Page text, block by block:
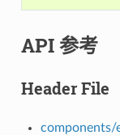
API 参考
Header File
components/